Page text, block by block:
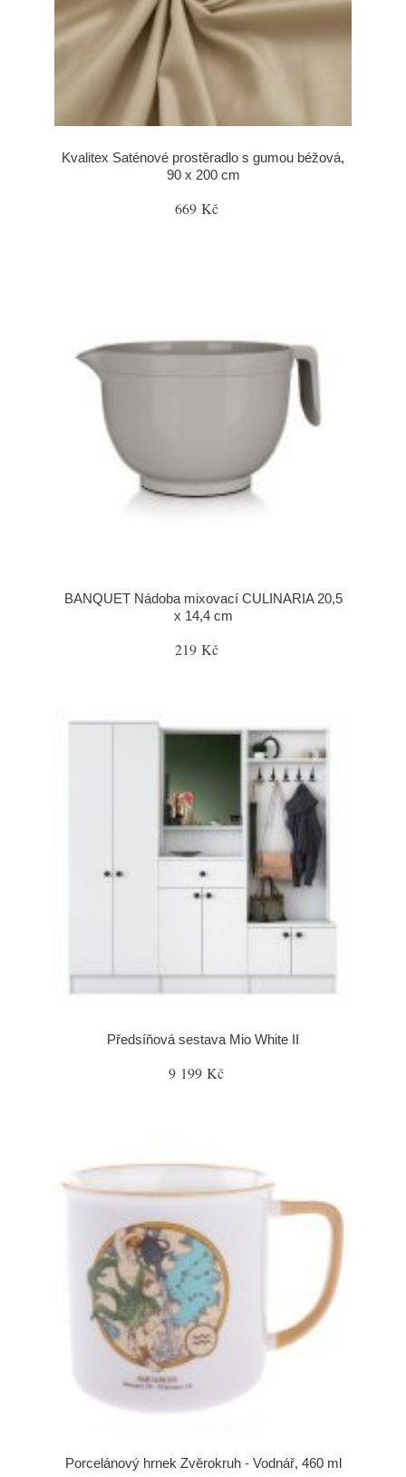
Kvalitex Saténové prostěradlo s gumou béžová,
90 x 200 cm
669 Kč
BANQUET Nádoba mixovací CULINARIA 20,5
x 14,4 cm
219 Kč
Předsíňová sestava Mio White II
9 199 Kč
Porcelánový hrnek Zvěrokruh - Vodnář, 460 ml